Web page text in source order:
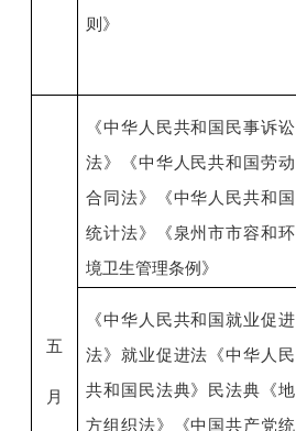
则》
五
月
《中华人民共和国民事诉讼
法》《中华人民共和国劳动
合同法》《中华人民共和国
统计法》《泉州市市容和环
境卫生管理条例》
《中华人民共和国就业促进
法》 就业促进法 《中华人民
共和国民法典》 民法典 《地
方组织法》
《中国共产党统